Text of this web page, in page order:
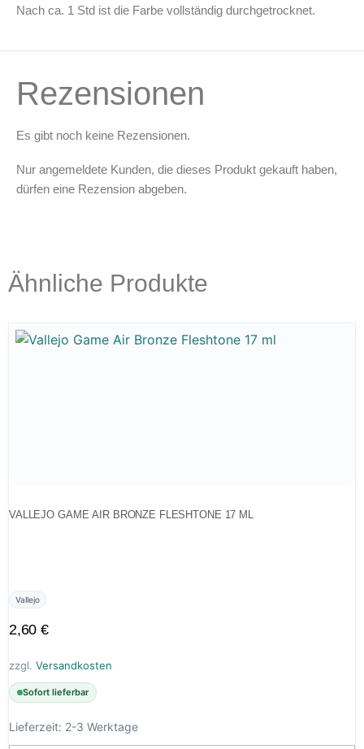
Nach ca. 1 Std ist die Farbe vollständig durchgetrocknet.
Rezensionen
Es gibt noch keine Rezensionen.
Nur angemeldete Kunden, die dieses Produkt gekauft haben,
dürfen eine Rezension abgeben.
Ähnliche Produkte
VALLEJO GAME AIR BRONZE FLESHTONE 17 ML
Vallejo
2,60€
zzgl. Versandkosten
Sofort lieferbar
Lieferzeit: 2-3 Werktage